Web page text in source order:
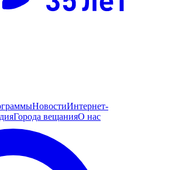
НовостиИнтернет-
Города вещанияО нас